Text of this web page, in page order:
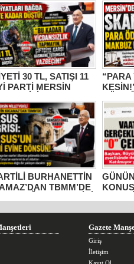
30 TL, SATIŞI 11
PARTİ MERSİN
İKTİDARA
TEPKİSİ: “BU
VİCDANSIZLIK
BURHANETTİN
TBMM’DE
DÖNMELİ!”
2
SIFIR
Gazete
Giriş
İletişim